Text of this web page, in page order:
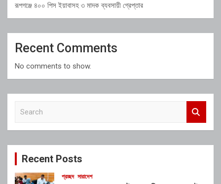
রূপগঞ্জে ৪০০ পিস ইয়াবাসহ ৩ মাদক ব্যবসায়ী গ্রেপ্তার
Recent Comments
No comments to show.
c
Recent Posts
প্রচ্ছদ সারাদেশ